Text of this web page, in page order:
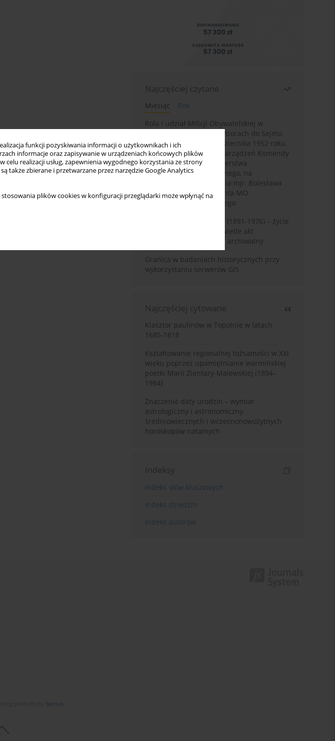
funkcji pozyskiwania informacji o użytkownikach i ich
informacje oraz zapisywanie w urządzeniach końcowych plików
celu realizacji usług, zapewnienia wygodnego korzystania ze strony
są także zbierane i przetwarzane przez narzędzie Google Analytics
plików cookies w konfiguracji przeglądarki może wpłynąć na
Najczęściej czytane
Miesiąc
Rok
Rola i udział Milicji Obywatelskiej w
kampanii wyborczej i wyborach do Sejmu
PRL I kadencji z 26 października 1952 roku,
w świetle wytycznych i zarządzeń Komendy
Głównej MO oraz Ministerstwa
Bezpieczeństwa Publicznego, na
przykładzie sprawozdania mjr. Bolesława
Wyszyńskiego komendanta MO
województwa olsztyńskiego
Zygmunt Tadeusz Robel (1891-1976) – życie
i kariera zawodowa w świetle akt
osobowych. Rekonesans archiwalny
Granica w badaniach historycznych przy
wykorzystaniu serwerów GIS
Najczęściej cytowane
Klasztor paulinów w Topolnie w latach
1685-1818
Kształtowanie regionalnej tożsamości w XXI
wieku poprzez upamiętnianie warmińskiej
poetki Marii Zientary-Malewskiej (1894–
1984)
Znaczenie daty urodzin – wymiar
astrologiczny i astronomiczny
średniowiecznych i wczesnonowożytnych
horoskopów natalnych
Indeksy
Indeks słów kluczowych
Indeks dziedzin
Indeks autorów
Bentus